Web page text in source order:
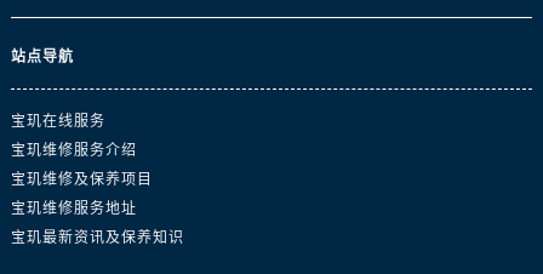
站点导航
宝玑在线服务
宝玑维修服务介绍
宝玑维修及保养项目
宝玑维修服务地址
宝玑最新资讯及保养知识